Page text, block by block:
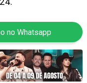
no Whatsapp